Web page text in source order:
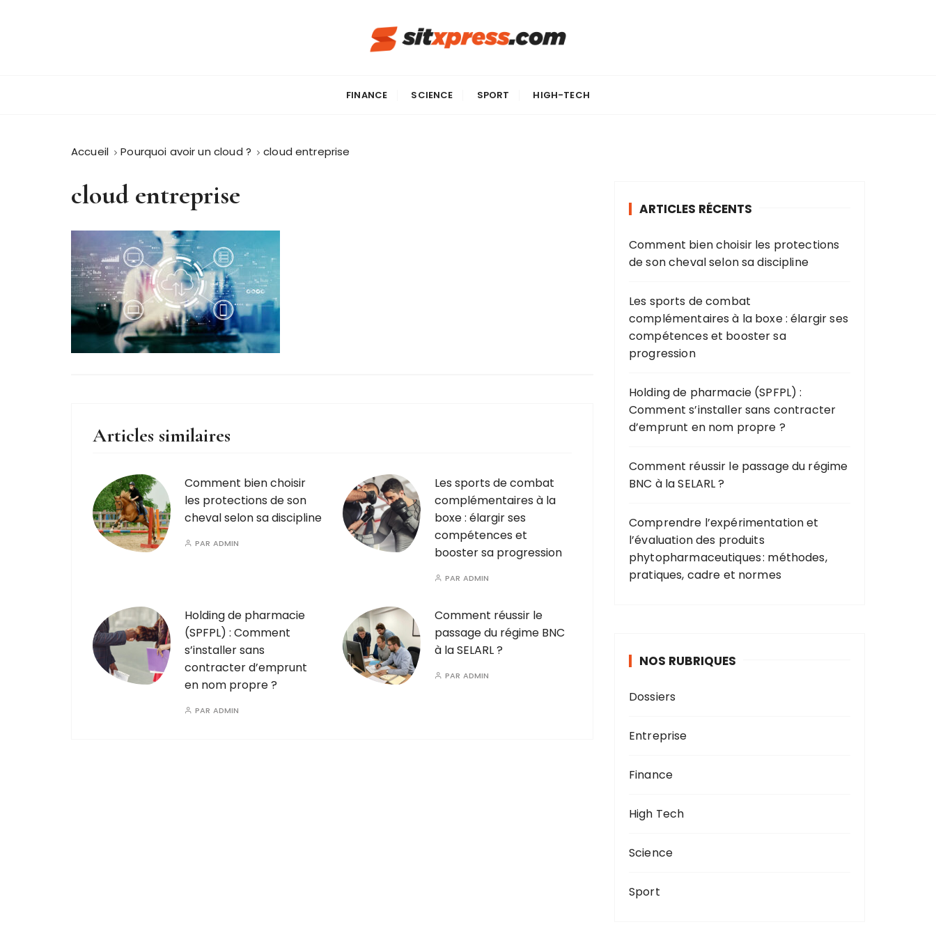
FINANCE SCIENCE SPORT HIGH-TECH
Accueil Pourquoi avoir un cloud ? cloud entreprise
cloud entreprise
Articles similaires
Comment bien choisir
les protections de son
cheval selon sa discipline
PAR ADMIN
Les sports de combat
complémentaires à la
boxe : élargir ses
compétences et
booster sa progression
PAR ADMIN
Holding de pharmacie
(SPFPL) : Comment
s’installer sans
contracter d’emprunt
en nom propre ?
PAR ADMIN
Comment réussir le
passage du régime BNC
à la SELARL ?
PAR ADMIN
ARTICLES RÉCENTS
Comment bien choisir les protections
de son cheval selon sa discipline
Les sports de combat
complémentaires à la boxe : élargir ses
compétences et booster sa
progression
Holding de pharmacie (SPFPL) :
Comment s’installer sans contracter
d’emprunt en nom propre ?
Comment réussir le passage du régime
BNC à la SELARL ?
Comprendre l’expérimentation et
l’évaluation des produits
phytopharmaceutiques : méthodes,
pratiques, cadre et normes
NOS RUBRIQUES
Dossiers
Entreprise
Finance
High Tech
Science
Sport